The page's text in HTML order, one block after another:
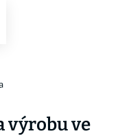
výrobu ve